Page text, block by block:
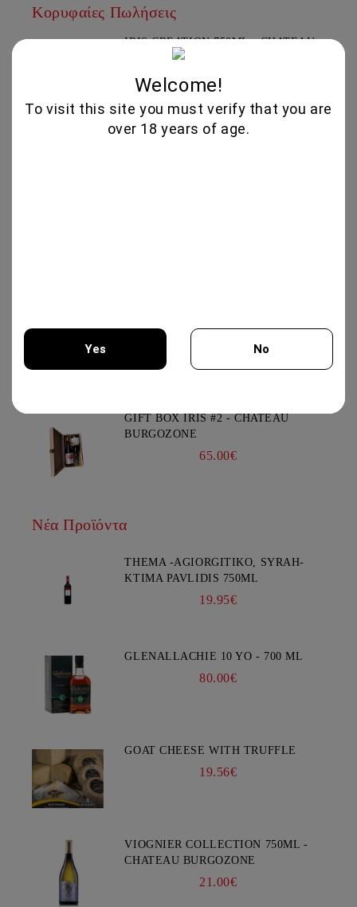
Κορυφαίες Πωλήσεις
IRIS CREATION 750ML - CHATEAU
BURGOZONE
25.00€
MERLOT RESERVA 750ML -
CHATEAU BURGOZONE
GIFT BOX IRIS #2 - CHATEAU
BURGOZONE
65.00€
Νέα Προϊόντα
THEMA -AGIORGITIKO, SYRAH-
KTIMA PAVLIDIS 750ML
19.95€
GLENALLACHIE 10 YO - 700 ML
80.00€
GOAT CHEESE WITH TRUFFLE
19.56€
VIOGNIER COLLECTION 750ML -
CHATEAU BURGOZONE
21.00€
Welcome!
To visit this site you must verify that you are
over 18 years of age.
Yes No